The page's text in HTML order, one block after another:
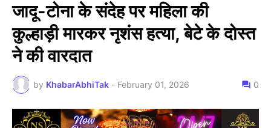
जादू-टोना के संदेह पर महिला की
कुल्हाड़ी मारकर नृशंस हत्या, बेटे के दोस्त
ने की वारदात
by KhabarAbhiTak - February 01, 2026 0